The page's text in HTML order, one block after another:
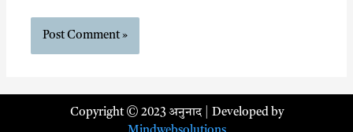
Copyright © 2023 अनुनाद | Developed by